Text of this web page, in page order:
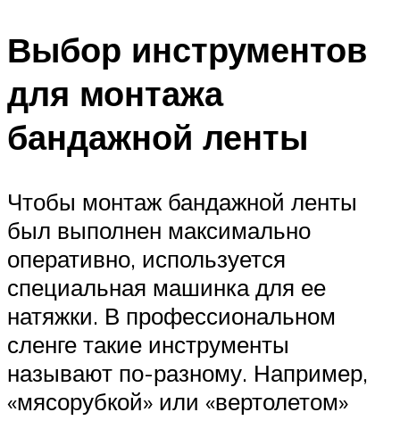
Выбор инструментов
для монтажа
бандажной ленты
Чтобы монтаж бандажной ленты
был выполнен максимально
оперативно, используется
специальная машинка для ее
натяжки. В профессиональном
сленге такие инструменты
называют по-разному. Например,
«мясорубкой» или «вертолетом»